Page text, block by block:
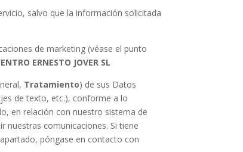
salvo que la información solicitada
de marketing (véase el punto
ERNESTO JOVER SL
Tratamiento) de sus Datos
de texto, etc.), conforme a lo
en relación con nuestro sistema de
nuestras comunicaciones. Si tiene
póngase en contacto con